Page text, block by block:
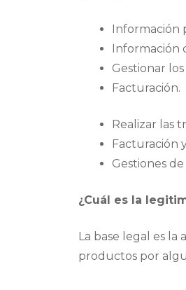
Información
Información
Gestionar
Facturación.
Realizar las
Facturación
Gestiones
¿Cuál es la
La base legal es
productos por